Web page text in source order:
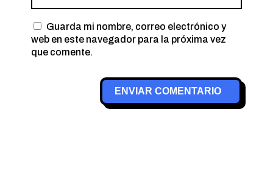
Guarda mi nombre, correo electrónico y
web en este navegador para la próxima vez
que comente.
ENVIAR COMENTARIO